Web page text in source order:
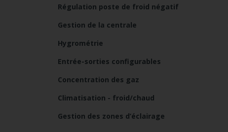
Régulation poste de froid négatif
Gestion de la centrale
Hygrométrie
Entrée-sorties configurables
Concentration des gaz
Climatisation - froid/chaud
Gestion des zones d’éclairage